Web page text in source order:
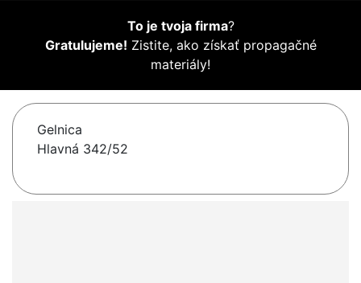
To je tvoja firma?
Gratulujeme! Zistite, ako získať propagačné
materiály!
Gelnica
Hlavná 342/52